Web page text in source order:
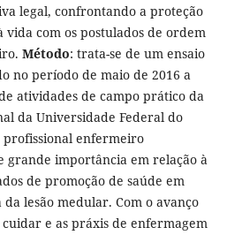
legal, confrontando a proteção
com os postulados de ordem
Método: trata-se de um ensaio
no período de maio de 2016 a
atividades de campo prático da
da Universidade Federal do
enfermeiro
grande importância em relação à
de promoção de saúde em
lesão medular. Com o avanço
e as práxis de enfermagem